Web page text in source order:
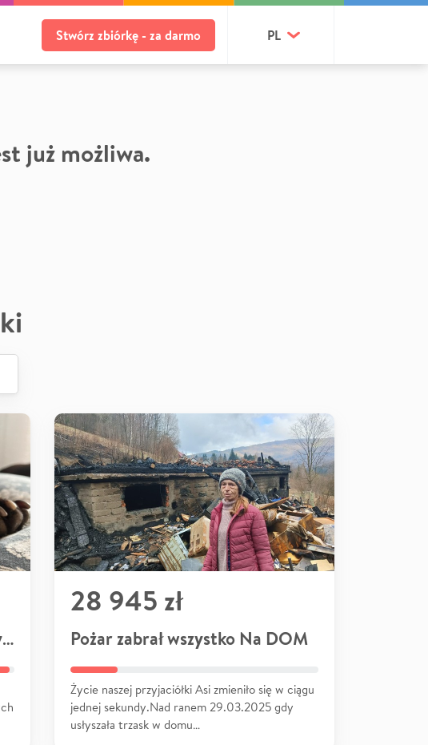
Stwórz zbiórkę - za darmo PL
już możliwa.
Badania i leczenie podopiecznych
28 945 zł
Pożar zabrał wszystko Na DOM
Życie naszej przyjaciółki Asi zmieniło się w ciągu
jednej sekundy.Nad ranem 29.03.2025 gdy
usłyszała trzask w domu…